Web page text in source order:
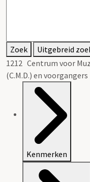
Zoek
Uitgebreid
1212 Centrum voor
(C.M.D.) en voorgangers
Kenmerken